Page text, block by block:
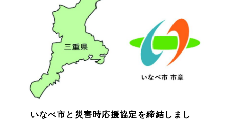
いなべ市と災害時応援協定を締結しまし